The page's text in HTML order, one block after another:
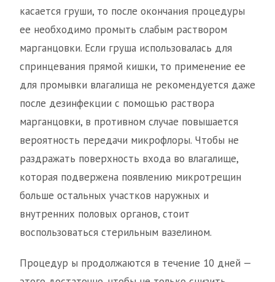
касается груши, то после окончания процедуры
ее необходимо промыть слабым раствором
марганцовки. Если груша использовалась для
спринцевания прямой кишки, то применение ее
для промывки влагалища не рекомендуется даже
после дезинфекции с помощью раствора
марганцовки, в противном случае повышается
вероятность передачи микрофлоры. Чтобы не
раздражать поверхность входа во влагалище,
которая подвержена появлению микротрещин
больше остальных участков наружных и
внутренних половых органов, стоит
воспользоваться стерильным вазелином.
Процедур ы продолжаются в течение 10 дней —